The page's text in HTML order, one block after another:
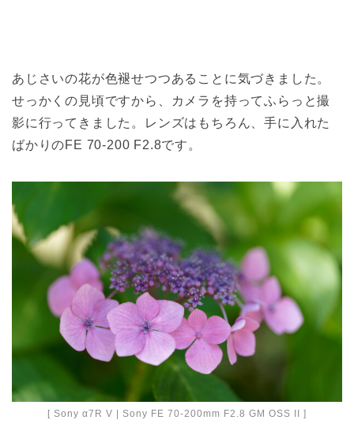
あじさいの花が色褪せつつあることに気づきました。
せっかくの見頃ですから、カメラを持ってふらっと撮
影に行ってきました。レンズはもちろん、手に入れた
ばかりのFE 70-200 F2.8です。
[ Sony α7R V | Sony FE 70-200mm F2.8 GM OSS II ]